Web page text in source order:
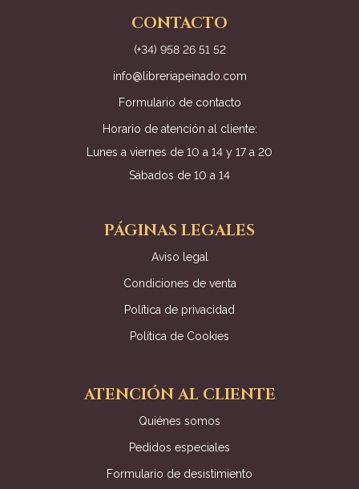
CONTACTO
(+34) 958 26 51 52
info@libreriapeinado.com
Formulario de contacto
Horario de atención al cliente:
Lunes a viernes de 10 a 14 y 17 a 20
Sábados de 10 a 14
PÁGINAS LEGALES
Aviso legal
Condiciones de venta
Política de privacidad
Política de Cookies
ATENCIÓN AL CLIENTE
Quiénes somos
Pedidos especiales
Formulario de desistimiento